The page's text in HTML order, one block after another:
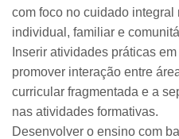
com foco no cuidado integral
individual, familiar e
Inserir atividades práticas
promover interação entre
curricular fragmentada e a
nas atividades formativas.
Desenvolver o ensino com